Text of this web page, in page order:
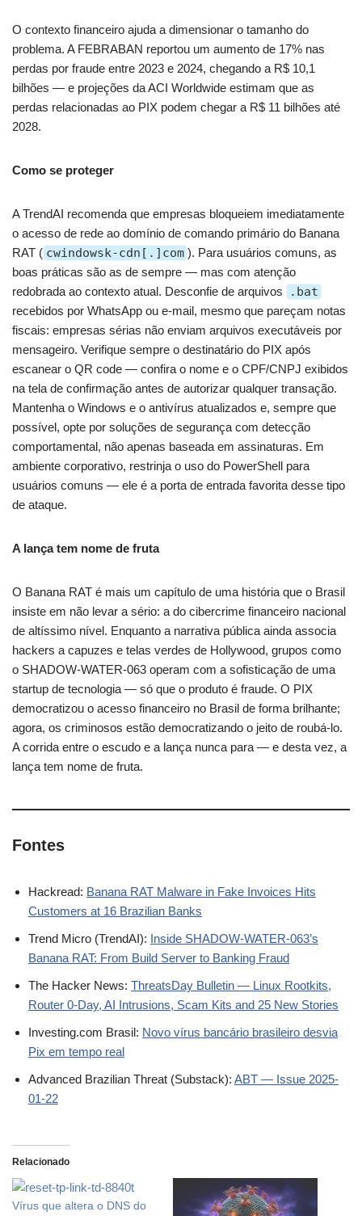
O contexto financeiro ajuda a dimensionar o tamanho do
problema. A FEBRABAN reportou um aumento de 17% nas
perdas por fraude entre 2023 e 2024, chegando a R$ 10,1
bilhões — e projeções da ACI Worldwide estimam que as
perdas relacionadas ao PIX podem chegar a R$ 11 bilhões até
2028.
Como se proteger
A TrendAI recomenda que empresas bloqueiem imediatamente
o acesso de rede ao domínio de comando primário do Banana
RAT ( cwindowsk-cdn[.]com ). Para usuários comuns, as
boas práticas são as de sempre — mas com atenção
redobrada ao contexto atual. Desconfie de arquivos
.bat
recebidos por WhatsApp ou e-mail, mesmo que pareçam notas
fiscais: empresas sérias não enviam arquivos executáveis por
mensageiro. Verifique sempre o destinatário do PIX após
escanear o QR code — confira o nome e o CPF/CNPJ exibidos
na tela de confirmação antes de autorizar qualquer transação.
Mantenha o Windows e o antivírus atualizados e, sempre que
possível, opte por soluções de segurança com detecção
comportamental, não apenas baseada em assinaturas. Em
ambiente corporativo, restrinja o uso do PowerShell para
usuários comuns — ele é a porta de entrada favorita desse tipo
de ataque.
A lança tem nome de fruta
O Banana RAT é mais um capítulo de uma história que o Brasil
insiste em não levar a sério: a do cibercrime financeiro nacional
de altíssimo nível. Enquanto a narrativa pública ainda associa
hackers a capuzes e telas verdes de Hollywood, grupos como
o SHADOW-WATER-063 operam com a sofisticação de uma
startup de tecnologia — só que o produto é fraude. O PIX
democratizou o acesso financeiro no Brasil de forma brilhante;
agora, os criminosos estão democratizando o jeito de roubá-lo.
A corrida entre o escudo e a lança nunca para — e desta vez, a
lança tem nome de fruta.
Fontes
Hackread: Banana RAT Malware in Fake Invoices Hits
Customers at 16 Brazilian Banks
Trend Micro (TrendAI): Inside SHADOW-WATER-063’s
Banana RAT: From Build Server to Banking Fraud
The Hacker News: ThreatsDay Bulletin — Linux Rootkits,
Router 0-Day, AI Intrusions, Scam Kits and 25 New Stories
Investing.com Brasil: Novo vírus bancário brasileiro desvia
Pix em tempo real
Advanced Brazilian Threat (Substack): ABT — Issue 2025-
01-22
Relacionado
Vírus que altera o DNS do